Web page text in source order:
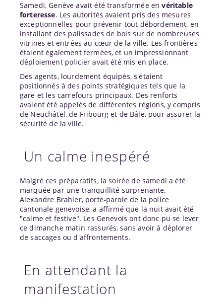
Samedi, Genève avait été transformée envéritable
forteresse. Les autorités avaient pris des mesures
exceptionnelles pour prévenir tout débordement, en
installant des palissades de bois sur de nombreuses
vitrines et entrées au cœur de la ville. Les frontières
étaient également fermées, et un impressionnant
déploiement policier avait été mis en place.
Des agents, lourdement équipés, s'étaient
positionnés à des points stratégiques tels que la
gare et les carrefours principaux. Des renforts
avaient été appelés de différentes régions, y compris
de Neuchâtel, de Fribourg et de Bâle, pour assurer la
sécurité de la ville.
Un calme inespéré
Malgré ces préparatifs, la soirée de samedi a été
marquée par une tranquillité surprenante.
Alexandre Brahier, porte-parole de la police
cantonale genevoise, a affirmé que la nuit avait été
"calme et festive". Les Genevois ont donc pu se lever
ce dimanche matin rassurés, sans avoir à déplorer
de saccages ou d'affrontements.
En attendant la
manifestation